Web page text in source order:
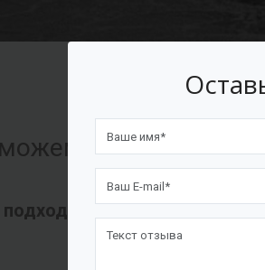
оформить